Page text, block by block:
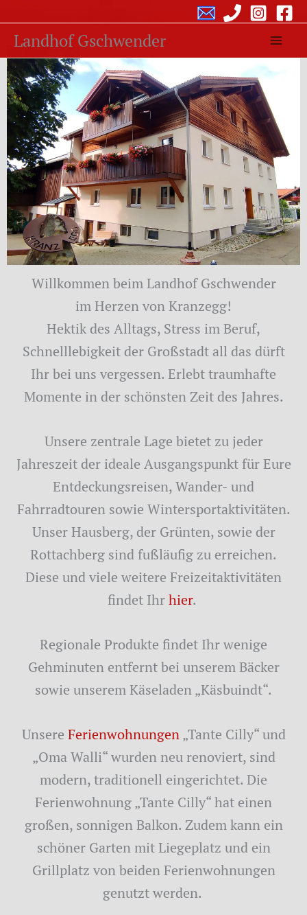
Inhalt
springen
Landhof Gschwender
Willkommen beim Landhof Gschwender
im Herzen von Kranzegg!
Hektik des Alltags, Stress im Beruf,
Schnelllebigkeit der Großstadt all das dürft
Ihr bei uns vergessen. Erlebt traumhafte
Momente in der schönsten Zeit des Jahres.
Unsere zentrale Lage bietet zu jeder
Jahreszeit der ideale Ausgangspunkt für Eure
Entdeckungsreisen, Wander- und
Fahrradtouren sowie Wintersportaktivitäten.
Unser Hausberg, der Grünten, sowie der
Rottachberg sind fußläufig zu erreichen.
Diese und viele weitere Freizeitaktivitäten
findet Ihrhier.
Regionale Produkte findet Ihr wenige
Gehminuten entfernt bei unserem Bäcker
sowie unserem Käseladen „Käsbuindt“.
Unsere Ferienwohnungen„Tante Cilly“ und
„Oma Walli“ wurden neu renoviert, sind
modern, traditionell eingerichtet. Die
Ferienwohnung „Tante Cilly“ hat einen
großen, sonnigen Balkon. Zudem kann ein
schöner Garten mit Liegeplatz und ein
Grillplatz von beiden Ferienwohnungen
genutzt werden.